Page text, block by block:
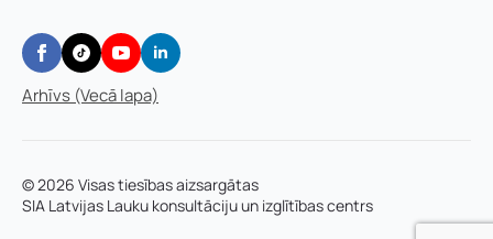
Arhīvs (Vecā lapa)
© 2026 Visas tiesības aizsargātas
SIA Latvijas Lauku konsultāciju un izglītības centrs